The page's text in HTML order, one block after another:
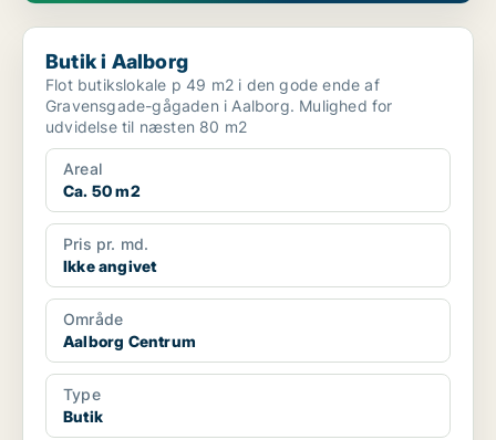
Butik i Aalborg
Butik i Aalborg
Flot butikslokale p 49 m2 i den gode ende af
Gravensgade-gågaden i Aalborg. Mulighed for
udvidelse til næsten 80 m2
Areal
Ca. 50 m2
Pris pr. md.
Ikke angivet
Område
Aalborg Centrum
Type
Butik